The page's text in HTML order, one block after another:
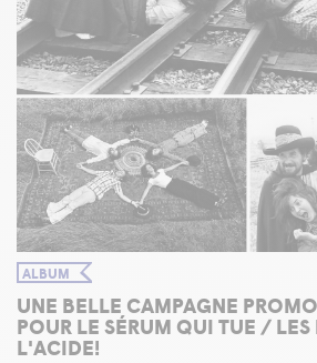
ALBUM
UNE BELLE CAMPAGNE
POUR LE SÉRUM QUI TUE / LES
L'ACIDE!